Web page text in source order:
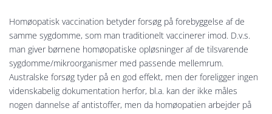
Homøopatisk vaccination betyder forsøg på forebyggelse af de
samme sygdomme, som man traditionelt vaccinerer imod. D.v.s.
man giver børnene homøopatiske opløsninger af de tilsvarende
sygdomme/mikroorganismer med passende mellemrum.
Australske forsøg tyder på en god effekt, men der foreligger ingen
videnskabelig dokumentation herfor, bl.a. kan der ikke måles
nogen dannelse af antistoffer, men da homøopatien arbejder på